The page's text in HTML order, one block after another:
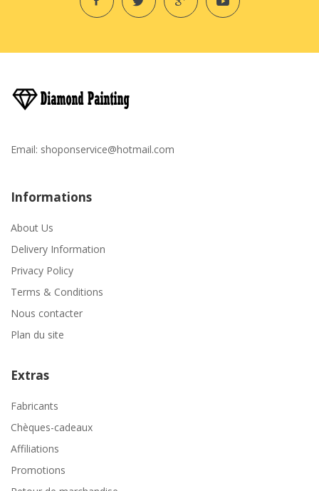
Email: shoponservice@hotmail.com
Informations
About Us
Delivery Information
Privacy Policy
Terms & Conditions
Nous contacter
Plan du site
Extras
Fabricants
Chèques-cadeaux
Affiliations
Promotions